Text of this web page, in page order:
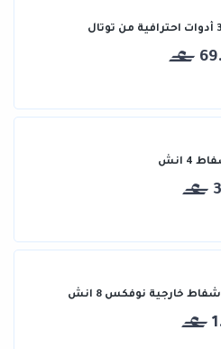
4 انش
خارجية نوفكس 8 انش